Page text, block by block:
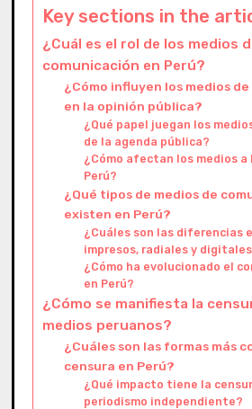
Key sections in the
¿Cuál es el rol de los medios
comunicación en Perú?
¿Cómo influyen los medios
en la opinión pública?
¿Qué papel juegan los
de la agenda pública?
¿Cómo afectan los medios a
Perú?
¿Qué tipos de medios de
existen en Perú?
¿Cuáles son las diferencias
impresos, radiales y
¿Cómo ha evolucionado el
en Perú?
¿Cómo se manifiesta la
medios peruanos?
¿Cuáles son las formas más
censura en Perú?
¿Qué impacto tiene la
periodismo independiente?